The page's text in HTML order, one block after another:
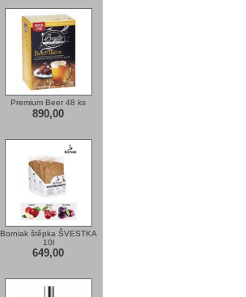
Premium Beer 48 ks
890,00
Borniak štěpka ŠVESTKA
10l
649,00